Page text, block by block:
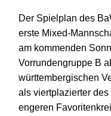
Der Spielplan des
erste Mixed-
am kommenden
Vorrundengruppe B
württembergischen
a ls viertplazierter
engeren